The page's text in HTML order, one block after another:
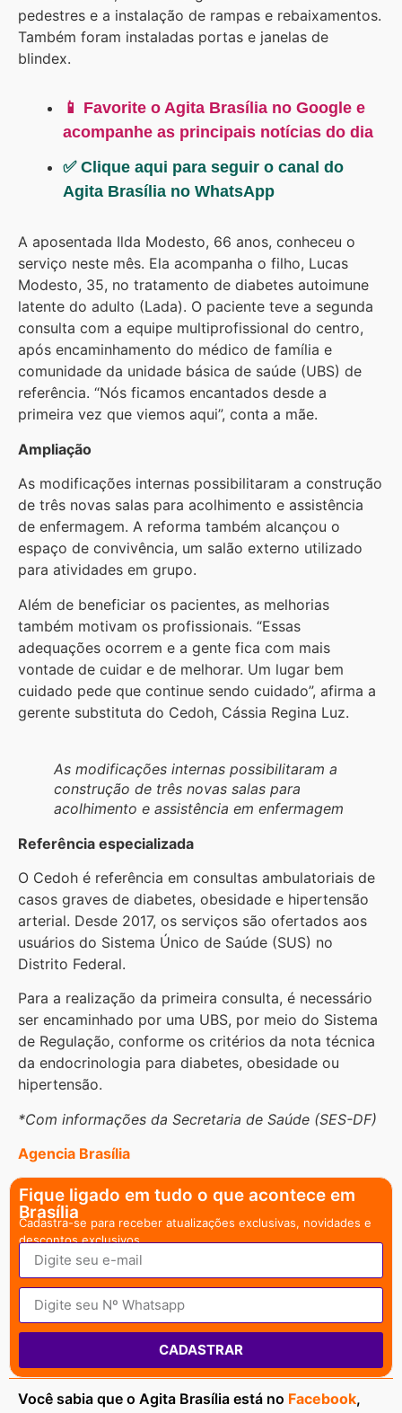
pedestres e a instalação de rampas e rebaixamentos.
Também foram instaladas portas e janelas de
blindex.
📱 Favorite o Agita Brasília no Google e
acompanhe as principais notícias do dia
✅ Clique aqui para seguir o canal do
Agita Brasília no WhatsApp
A aposentada Ilda Modesto, 66 anos, conheceu o
serviço neste mês. Ela acompanha o filho, Lucas
Modesto, 35, no tratamento de diabetes autoimune
latente do adulto (Lada). O paciente teve a segunda
consulta com a equipe multiprofissional do centro,
após encaminhamento do médico de família e
comunidade da unidade básica de saúde (UBS) de
referência. “Nós ficamos encantados desde a
primeira vez que viemos aqui”, conta a mãe.
Ampliação
As modificações internas possibilitaram a construção
de três novas salas para acolhimento e assistência
de enfermagem. A reforma também alcançou o
espaço de convivência, um salão externo utilizado
para atividades em grupo.
Além de beneficiar os pacientes, as melhorias
também motivam os profissionais. “Essas
adequações ocorrem e a gente fica com mais
vontade de cuidar e de melhorar. Um lugar bem
cuidado pede que continue sendo cuidado”, afirma a
gerente substituta do Cedoh, Cássia Regina Luz.
As modificações internas possibilitaram a
construção de três novas salas para
acolhimento e assistência em enfermagem
Referência especializada
O Cedoh é referência em consultas ambulatoriais de
casos graves de diabetes, obesidade e hipertensão
arterial. Desde 2017, os serviços são ofertados aos
usuários do Sistema Único de Saúde (SUS) no
Distrito Federal.
Para a realização da primeira consulta, é necessário
ser encaminhado por uma UBS, por meio do Sistema
de Regulação, conforme os critérios da nota técnica
da endocrinologia para diabetes, obesidade ou
hipertensão.
*Com informações da Secretaria de Saúde (SES-DF)
Agencia Brasília
Fique ligado em tudo o que acontece em
Brasília
Cadastra-se para receber atualizações exclusivas, novidades e
descontos exclusivos.
CADASTRAR
Você sabia que o Agita Brasília está no Facebook,